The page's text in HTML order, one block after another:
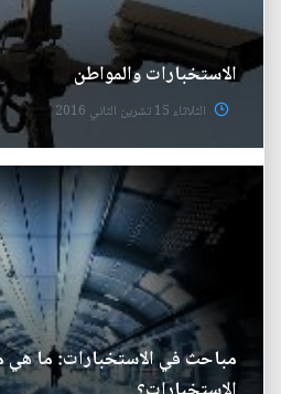
الاستخبارات والمواطن
الثلاثاء 15 تشرين الثاني 2016
مباحث في الاستخبارات: ما